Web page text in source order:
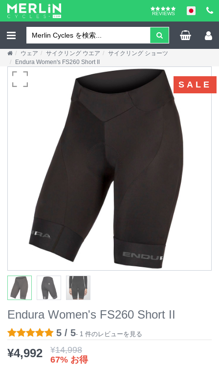
REVIEWS
ウェア サイクリング ウエア
サイクリング ショーツ
Endura Women's FS260 Short II
SALE
Endura Women's FS260 Short II
5 / 5- 1 件のレビューを見る
¥4,992 ¥14,998
67% お得